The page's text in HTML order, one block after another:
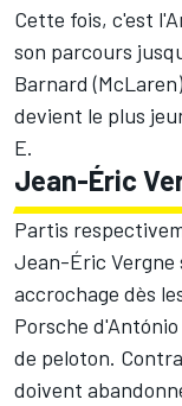
Cette fois, c'est
son parcours
Barnard (McLaren
devient le plus
E.
Jean-Éric
Partis
Jean-Éric Vergne
accrochage dès
Porsche d'António
de peloton.
doivent